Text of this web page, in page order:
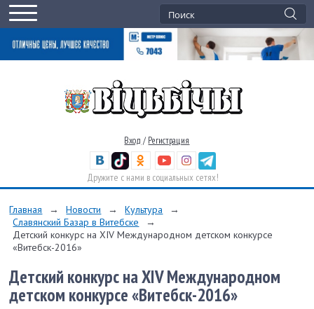
Вход / Регистрация
Дружите с нами в социальных сетях!
Главная → Новости → Культура
→
Славянский Базар в Витебске
→
Детский конкурс на XIV Международном детском конкурсе
«Витебск-2016»
Детский конкурс на XIV Международном
детском конкурсе «Витебск-2016»